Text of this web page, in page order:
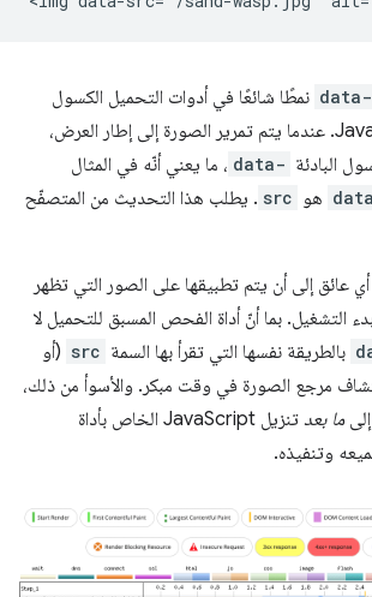
نمطًا شائعًا في أدوات التحميل الكسول
المستندة إلى JavaScript. عندما يتم تمرير الصورة إلى إطار العرض،
data- ، ما يعني أنّه في المثال
هو src
. يطلب هذا التحديث من المتصفّح
إلى أن يتم تطبيقها على الصور التي تظهر
بما أنّ أداة الفحص المسبق للتحميل لا
نفسها التي تقرأ بها السمة src (أو
مرجع الصورة في وقت مبكر. والأسوأ من ذلك،
ما بعد
تنزيل JavaScript الخاص بأداة
وتنفيذه.